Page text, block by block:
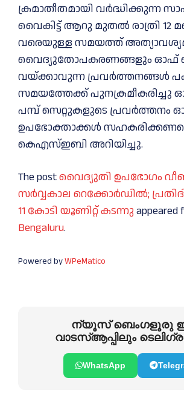
ക്രമാതീതമായി വർദ്ധിക്കുന്ന
വൈകിട്ട് ആറു മുതല്‍ രാത്രി 12
വരെയുള്ള സമയത്ത്
വൈദ്യുതോപകരണങ്ങളും ഓഫ്
വയ്‌ക്കാവുന്ന പ്രവർത്തനങ്ങള്‍
സമയത്തേക്ക് പുനക്രമീകരിച്ചു
പമ്പ് സെറ്റുകളുടെ
ഉപഭോക്താക്കള്‍
കെഎസ്‌ഇബി അറിയിച്ചു.
The postവൈദ്യുതി ഉപഭോഗം
സര്‍വ്വകാല റെക്കോര്‍ഡില്‍;
11 കോടി യൂണിറ്റ് കടന്നു appeared
Bengaluru.
Powered byWPeMatico
ന്യൂസ് ബെംഗളൂരു
വാടസ്ആപ്പിലും
WhatsApp